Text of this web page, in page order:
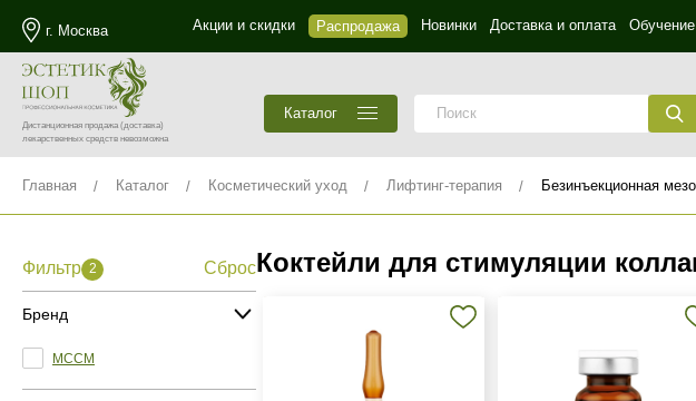
г. Москва Акции и скидки Распродажа Новинки Доставка и оплата Обучение
Дистанционная продажа(доставка)
лекарственных средств невозможна
Каталог
Главная Каталог Косметический уход Лифтинг-терапия Безинъекционная
Фильтр 2 Сброс
Бренд
MCCM
Коктейли для стимуляции